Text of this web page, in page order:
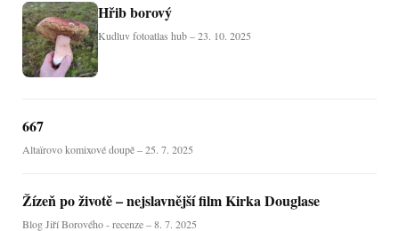
Hřib borový
Kudluv fotoatlas hub – 23. 10. 2025
667
Altaïrovo komixové doupě – 25. 7. 2025
Žízeň po životě – nejslavnější film Kirka Douglase
Blog Jiří Borového - recenze – 8. 7. 2025